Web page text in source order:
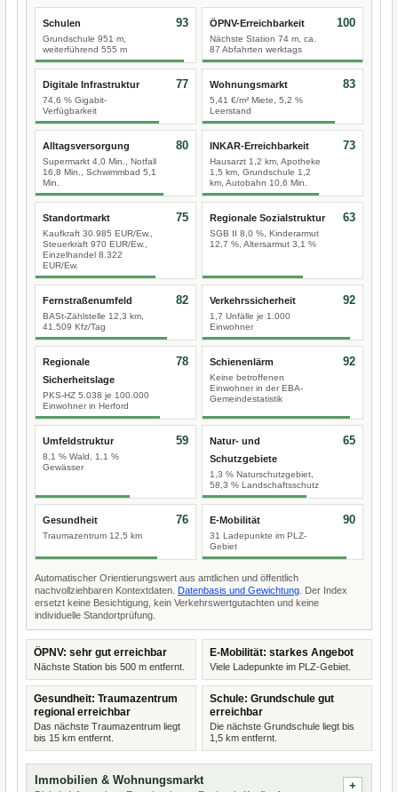
Schulen
Grundschule 951 m,
weiterführend 555 m
93 ÖPNV-Erreichbarkeit
Nächste Station 74 m, ca.
87 Abfahrten werktags
100
Digitale Infrastruktur
74,6 % Gigabit-
Verfügbarkeit
77 Wohnungsmarkt
5,41 €/m² Miete, 5,2 %
Leerstand
83
Alltagsversorgung
Supermarkt 4,0 Min., Notfall
16,8 Min., Schwimmbad 5,1
Min.
80 INKAR-Erreichbarkeit
Hausarzt 1,2 km, Apotheke
1,5 km, Grundschule 1,2
km, Autobahn 10,6 Min.
73
Standortmarkt
Kaufkraft 30.985 EUR/Ew.,
Steuerkraft 970 EUR/Ew.,
Einzelhandel 8.322
EUR/Ew.
75 Regionale Sozialstruktur
SGB II 8,0 %, Kinderarmut
12,7 %, Altersarmut 3,1 %
63
Fernstraßenumfeld
BASt-Zählstelle 12,3 km,
41.509 Kfz/Tag
82 Verkehrssicherheit
1,7 Unfälle je 1.000
Einwohner
92
Regionale
Sicherheitslage
PKS-HZ 5.038 je 100.000
Einwohner in Herford
78 Schienenlärm
Keine betroffenen
Einwohner in der EBA-
Gemeindestatistik
92
Umfeldstruktur
8,1 % Wald, 1,1 %
Gewässer
59
Natur- und
Schutzgebiete
1,3 % Naturschutzgebiet,
58,3 % Landschaftsschutz
65
Gesundheit
Traumazentrum 12,5 km
76 E-Mobilität
31 Ladepunkte im PLZ-
Gebiet
90
Automatischer Orientierungswert aus amtlichen und öffentlich
nachvollziehbaren Kontextdaten. Datenbasis und Gewichtung . Der Index
ersetzt keine Besichtigung, kein Verkehrswertgutachten und keine
individuelle Standortprüfung.
ÖPNV: sehr gut erreichbar
Nächste Station bis 500 m entfernt.
E-Mobilität: starkes Angebot
Viele Ladepunkte im PLZ-Gebiet.
Gesundheit: Traumazentrum
regional erreichbar
Das nächste Traumazentrum liegt
bis 15 km entfernt.
Schule: Grundschule gut
erreichbar
Die nächste Grundschule liegt bis
1,5 km entfernt.
Immobilien & Wohnungsmarkt